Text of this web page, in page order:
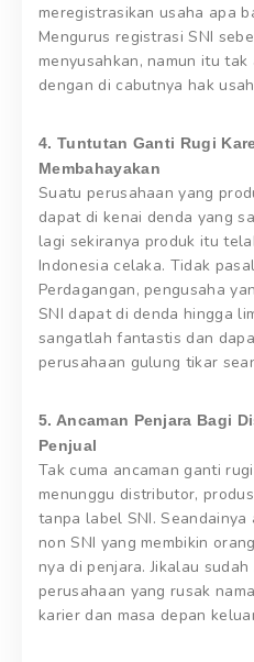
meregistrasikan usaha apa
Mengurus registrasi SNI
menyusahkan, namun itu
dengan di cabutnya hak
4. Tuntutan Ganti Rugi
Membahayakan
Suatu perusahaan yang
dapat di kenai denda yang
lagi sekiranya produk itu
Indonesia celaka. Tidak
Perdagangan, pengusaha
SNI dapat di denda hingga
sangatlah fantastis dan
perusahaan gulung tikar
5. Ancaman Penjara Bagi
Penjual
Tak cuma ancaman ganti
menunggu distributor,
tanpa label SNI.
non SNI yang membikin
nya di penjara. Jikalau
perusahaan yang rusak
karier dan masa depan